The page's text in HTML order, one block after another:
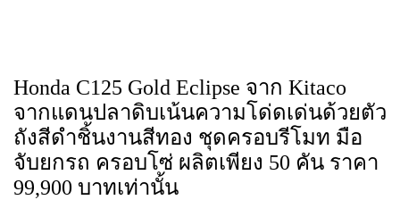
Honda C125 Gold Eclipse จาก Kitaco
จากแดนปลาดิบเน้นความโด่ดเด่นด้วยตัว
ถังสีดำชิ้นงานสีทอง ชุดครอบรีโมท มือ
จับยกรถ ครอบโซ่ ผลิตเพียง 50 คัน ราคา
99,900 บาทเท่านั้น